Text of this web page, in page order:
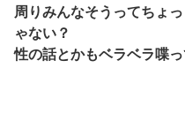
周りみんなそうってちょ
ゃない？
性の話とかもベラベラ喋